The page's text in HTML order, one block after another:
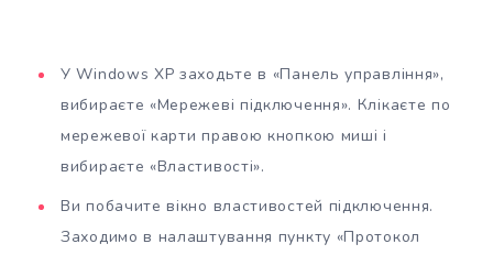
У Windows XP заходьте в «Панель управління»,
вибираєте «Мережеві підключення». Клікаєте по
мережевої карти правою кнопкою миші і
вибираєте «Властивості».
Ви побачите вікно властивостей підключення.
Заходимо в налаштування пункту «Протокол